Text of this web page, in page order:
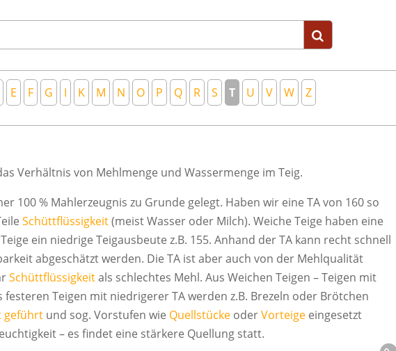
E F G I K M N O P Q R S T U V W Z
Verhältnis von Mehlmenge und Wassermenge im Teig.
100 % Mahlerzeugnis zu Grunde gelegt. Haben wir eine TA von 160 so
Schüttflüssigkeit(meist Wasser oder Milch). Weiche Teige haben eine
ein niedrige Teigausbeute z.B. 155. Anhand der TA kann recht schnell
abgeschätzt werden. Die TA ist aber auch von der Mehlqualität
Schüttflüssigkeitals schlechtes Mehl. Aus Weichen Teigen – Teigen mit
Teigen mit niedrigerer TA werden z.B. Brezeln oder Brötchen
geführtund sog. Vorstufen wie QuellstückeoderVorteigeeingesetzt
– es findet eine stärkere Quellung statt.